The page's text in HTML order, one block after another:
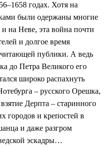
годах. Хотя на
были одержаны многие
на Неве, эта война почти
и долгое время
читающей публики. А ведь
до Петра Великого его
широко распахнуть
– русского Орешка,
Дерпта – старинного
городов и крепостей в
и даже разгром
эскадры…